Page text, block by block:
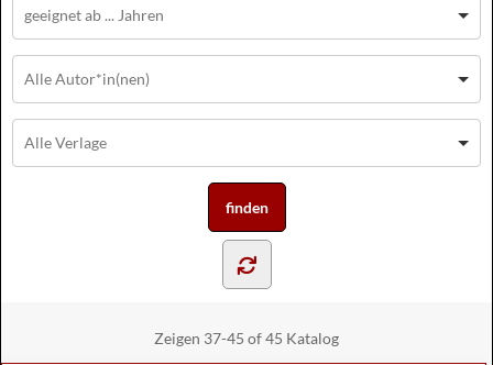
Zeigen 37-45 of 45 Katalog